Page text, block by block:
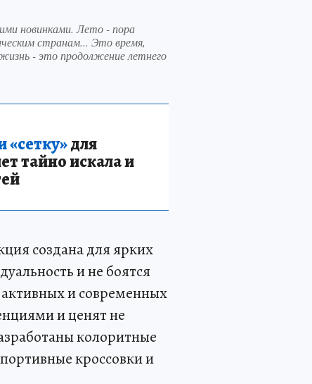
новинками. Лето - пора
странам... Это время,
- это продолжение летнего
для
тайно искала и
создана для ярких
и не боятся
и современных
и ценят не
колоритные
кроссовки и